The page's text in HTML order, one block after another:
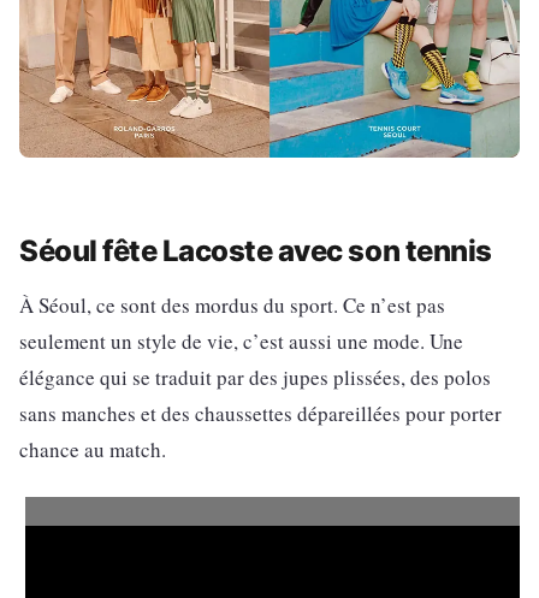
Séoul fête Lacoste avec son tennis
À Séoul, ce sont des mordus du sport. Ce n’est pas
seulement un style de vie, c’est aussi une mode. Une
élégance qui se traduit par des jupes plissées, des polos
sans manches et des chaussettes dépareillées pour porter
chance au match.